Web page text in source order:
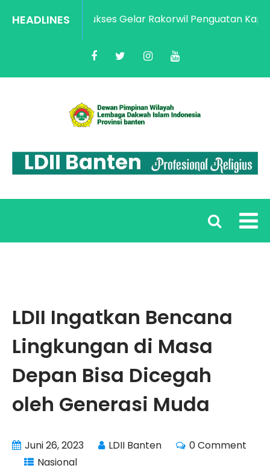
HEADLINES
LDII Banten Sukses Gelar Rakorwil Penguatan
LDII Ingatkan Bencana
Lingkungan di Masa
Depan Bisa Dicegah
oleh Generasi Muda
Juni 26, 2023 LDII Banten
0 Comment
Nasional